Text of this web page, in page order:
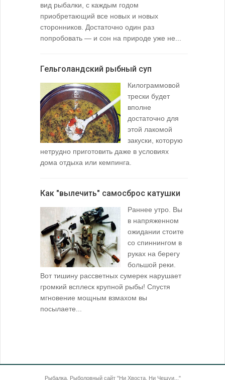
вид рыбалки, с каждым годом
приобретающий все новых и новых
сторонников. Достаточно один раз
попробовать — и сон на природе уже не...
Гельголандский рыбный суп
Килограммовой
трески будет
вполне
достаточно для
этой лакомой
закуски, которую
нетрудно приготовить даже в условиях
дома отдыха или кемпинга.
Как "вылечить" самосброс катушки
Раннее утро. Вы
в напряженном
ожидании стоите
со спиннингом в
руках на берегу
большой реки.
Вот тишину рассветных сумерек нарушает
громкий всплеск крупной рыбы! Спустя
мгновение мощным взмахом вы
посылаете...
Рыбалка. Рыболовный сайт "Ни Хвоста, Ни Чешуи..."